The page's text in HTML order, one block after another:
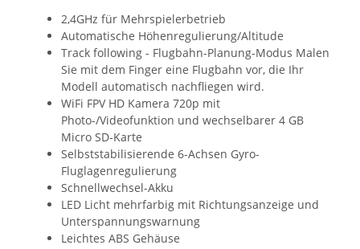
2,4GHz für Mehrspielerbetrieb
Automatische Höhenregulierung/Altitude
Track following - Flugbahn-Planung-Modus Malen
Sie mit dem Finger eine Flugbahn vor, die Ihr
Modell automatisch nachfliegen wird.
WiFi FPV HD Kamera 720p mit
Photo-/Videofunktion und wechselbarer 4 GB
Micro SD-Karte
Selbststabilisierende 6-Achsen Gyro-
Fluglagenregulierung
Schnellwechsel-Akku
LED Licht mehrfarbig mit Richtungsanzeige und
Unterspannungswarnung
Leichtes ABS Gehäuse